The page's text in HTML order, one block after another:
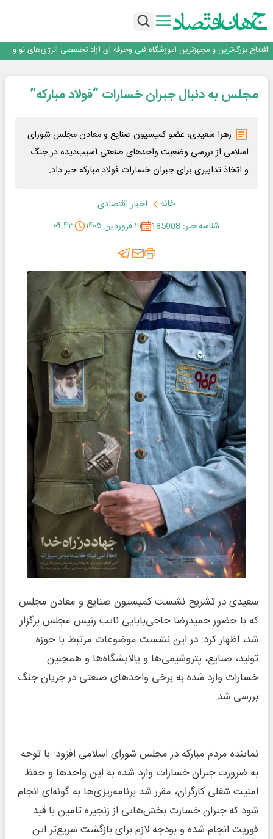
فولاد در تله قیمت‌گذاری دستوری
افتتاح بزرگ‌ترین و مجهزترین آموزشگاه فنی وحرفه ای آزاد تخصصی انرژی‌های نو و
تجدیدپذیر با حضور استاندار اصفهان
تداوم صعود مس در بازارهای جهانی؛ قیمت فلز سرخ از ۱۴هزار دلار در هر تن عبور کرد
فولاد در تله قیمت‌گذاری دستوری
مجلس به دنبال جبران خسارات “فولاد مبارکه”
زهرا سعیدی، عضو کمیسیون صنایع و معادن مجلس شورای
اسلامی از بررسی وضعیت واحد‌های صنعتی آسیب‌دیده در جنگ
و اتخاذ تدابیری برای جبران خسارات فولاد مبارکه خبر داد.
خانه
اخبار اقتصادی
شناسه خبر: 185908
۲۱ فروردین ۱۴۰۵ ۰۹:۴۳
سعیدی در تشریح نشست کمیسیون صنایع و معادن مجلس
که با حضور حمیدرضا حاجی‌بابایی نایب رئیس مجلس برگزار
شد، اظهار کرد: در این نشست موضوعات مرتبط با حوزه
تولید، صنایع، پتروشیمی‌ها و پالایشگاه‌ها و همچنین
خسارات وارد شده به برخی واحد‌های صنعتی در جریان جنگ
بررسی شد.
نماینده مردم مبارکه در مجلس شورای اسلامی افزود: با توجه
به ضرورت جبران خسارات وارد شده به این واحد‌ها و حفظ
امنیت شغلی کارگران، مقرر شد برنامه‌ریزی‌ها به گونه‌ای انجام
شود که جبران خسارت بخش‌هایی از زنجیره تامین با قید
فوریت انجام شده و بودجه لازم برای بازگشت سریع‌تر این